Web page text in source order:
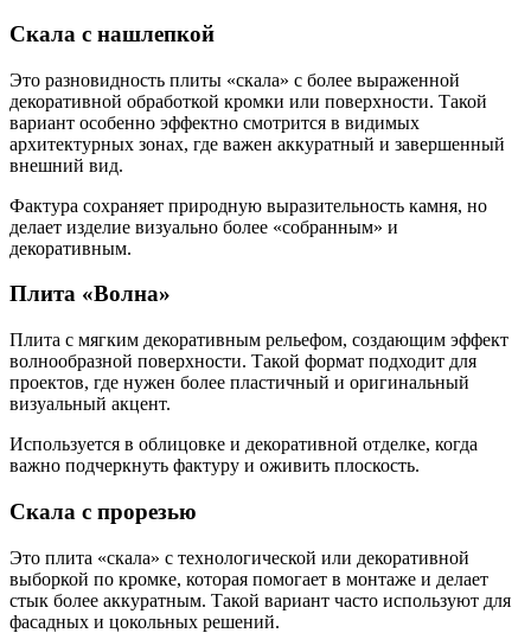
Скала с нашлепкой
Это разновидность плиты «скала» с более выраженной
декоративной обработкой кромки или поверхности. Такой
вариант особенно эффектно смотрится в видимых
архитектурных зонах, где важен аккуратный и завершенный
внешний вид.
Фактура сохраняет природную выразительность камня, но
делает изделие визуально более «собранным» и
декоративным.
Плита «Волна»
Плита с мягким декоративным рельефом, создающим эффект
волнообразной поверхности. Такой формат подходит для
проектов, где нужен более пластичный и оригинальный
визуальный акцент.
Используется в облицовке и декоративной отделке, когда
важно подчеркнуть фактуру и оживить плоскость.
Скала с прорезью
Это плита «скала» с технологической или декоративной
выборкой по кромке, которая помогает в монтаже и делает
стык более аккуратным. Такой вариант часто используют для
фасадных и цокольных решений.